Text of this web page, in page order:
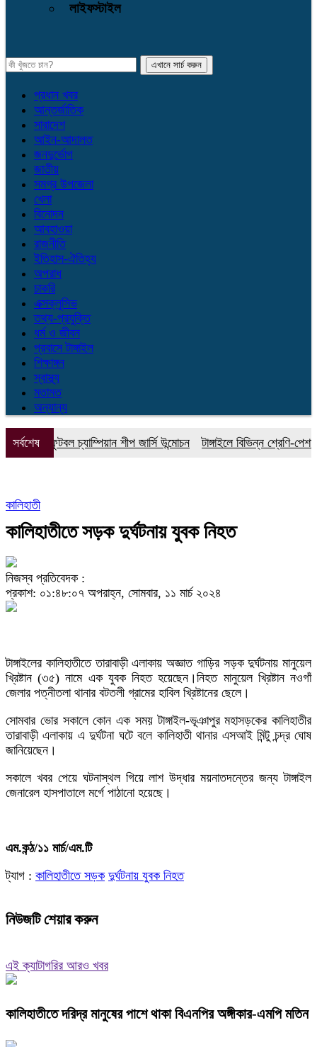
লাইফস্টাইল
প্রধান খবর
আন্তর্জাতিক
সারাদেশ
আইন-আদালত
জনদুর্ভোগ
জাতীয়
সমগ্র উপজেলা
খেলা
বিনোদন
আবহাওয়া
রাজনীতি
ইতিহাস-ঐতিহ্য
অপরাধ
চাকরি
এক্সক্লুসিভ
তথ্য-প্রযুক্তি
ধর্ম ও জীবন
প্রবাসে টাঙ্গাইল
শিক্ষাঙ্গন
স্বাস্থ্য
মতামত
অন্যান্য
সর্বশেষফুটবল চ্যাম্পিয়ান শীপ জার্সি উন্মোচন টাঙ্গাইলে বিভিন্ন শ্রেণি-পেশার
কালিহাতী
কালিহাতীতে সড়ক দুর্ঘটনায় যুবক নিহত
নিজস্ব প্রতিবেদক :
প্রকাশ: ০১:৪৮:০৭ অপরাহ্ন, সোমবার, ১১ মার্চ ২০২৪
টাঙ্গাইলের কালিহাতীতে তারাবাড়ী এলাকায় অজ্ঞাত গাড়ির সড়ক দুর্ঘটনায় মানুয়েল
খ্রিষ্টান (৩৫) নামে এক যুবক নিহত হয়েছেন।নিহত মানুয়েল খ্রিষ্টান নওগাঁ
জেলার পত্নীতলা থানার বটতলী গ্রামের হাবিল খ্রিষ্টানের ছেলে।
সোমবার ভোর সকালে কোন এক সময় টাঙ্গাইল-ভূঞাপুর মহাসড়কের কালিহাতীর
তারাবাড়ী এলাকায় এ দুর্ঘটনা ঘটে বলে কালিহাতী থানার এসআই মিন্টু চন্দ্র ঘোষ
জানিয়েছেন।
সকালে খবর পেয়ে ঘটনাস্থল গিয়ে লাশ উদ্ধার ময়নাতদন্তের জন্য টাঙ্গাইল
জেনারেল হাসপাতালে মর্গে পাঠানো হয়েছে।
এম.কন্ঠ/১১ মার্চ/এম.টি
ট্যাগ : কালিহাতীতে সড়ক দুর্ঘটনায় যুবক নিহত
নিউজটি শেয়ার করুন
এই ক্যাটাগরির আরও খবর
কালিহাতীতে দরিদ্র মানুষের পাশে থাকা বিএনপির অঙ্গীকার-এমপি মতিন